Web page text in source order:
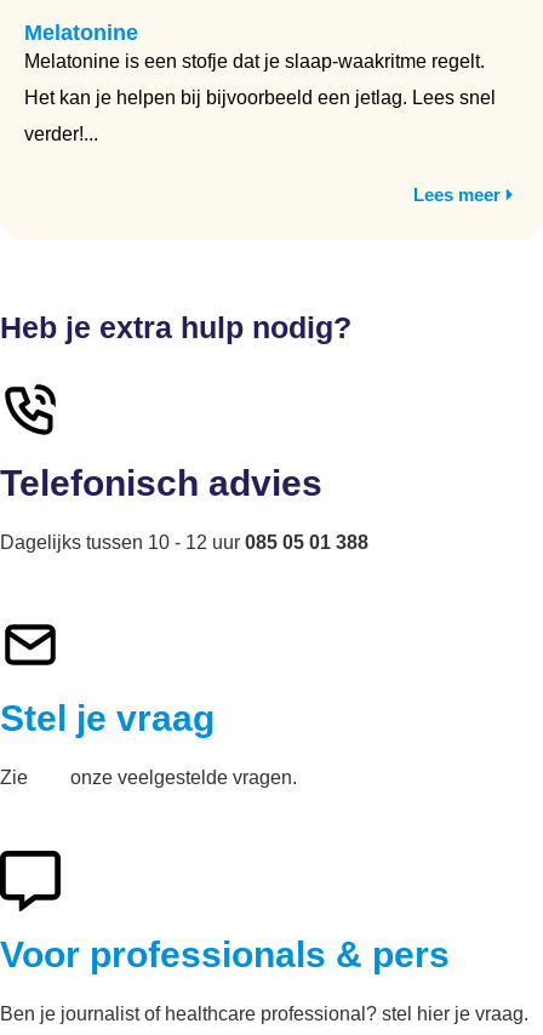
Melatonine
Melatonine is een stofje dat je slaap-waakritme regelt.
Het kan je helpen bij bijvoorbeeld een jetlag. Lees snel
verder!...
Lees meer
Heb je extra hulp nodig?
Telefonisch advies
Dagelijks tussen 10 - 12 uur 085 05 01 388
Stel je vraag
Zie onze veelgestelde vragen.
Voor professionals & pers
Ben je journalist of healthcare professional? stel hier je vraag.